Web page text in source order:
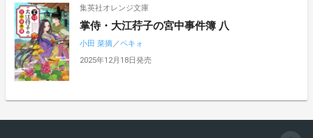
集英社オレンジ文庫
掌侍・大江荇子の宮中事件簿 八
小田 菜摘／ペキォ
2025年12月18日発売